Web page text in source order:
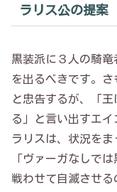
ラリス公の提案
黒装派に３人の騎
を出るべきです。さ
と忠告するが、「
る」と言い出すエイ
ラリスは、状況をま
「ヴァーガなしで
戦わせて自滅させ